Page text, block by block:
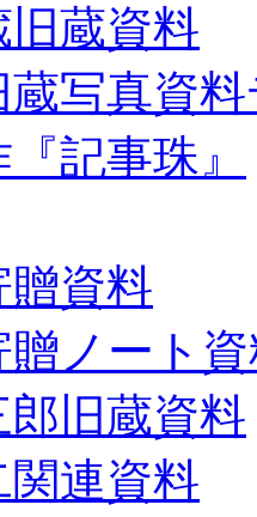
蔵資料
蔵写真資
記事珠』
贈資料
贈ノート
郎旧蔵資料
関連資料